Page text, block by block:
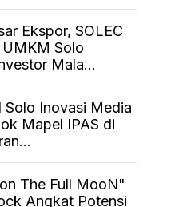
Ekspor, SOLEC
UMKM Solo
Mala...
Solo Inovasi Media
Mapel IPAS di
The Full MooN"
Angkat Potensi